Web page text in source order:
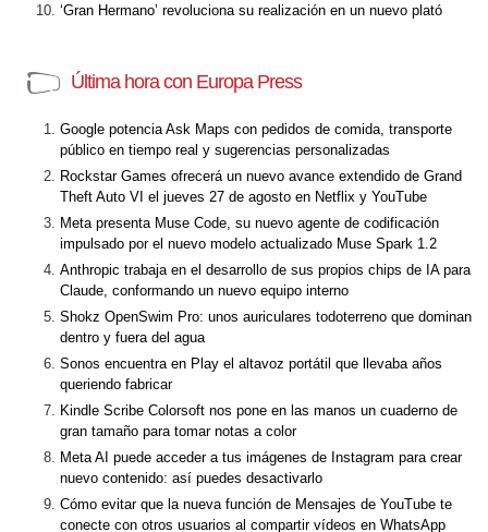
‘Gran Hermano’ revoluciona su realización en un nuevo plató
Última hora con Europa Press
Google potencia Ask Maps con pedidos de comida, transporte
público en tiempo real y sugerencias personalizadas
Rockstar Games ofrecerá un nuevo avance extendido de Grand
Theft Auto VI el jueves 27 de agosto en Netflix y YouTube
Meta presenta Muse Code, su nuevo agente de codificación
impulsado por el nuevo modelo actualizado Muse Spark 1.2
Anthropic trabaja en el desarrollo de sus propios chips de IA para
Claude, conformando un nuevo equipo interno
Shokz OpenSwim Pro: unos auriculares todoterreno que dominan
dentro y fuera del agua
Sonos encuentra en Play el altavoz portátil que llevaba años
queriendo fabricar
Kindle Scribe Colorsoft nos pone en las manos un cuaderno de
gran tamaño para tomar notas a color
Meta AI puede acceder a tus imágenes de Instagram para crear
nuevo contenido: así puedes desactivarlo
Cómo evitar que la nueva función de Mensajes de YouTube te
conecte con otros usuarios al compartir vídeos en WhatsApp